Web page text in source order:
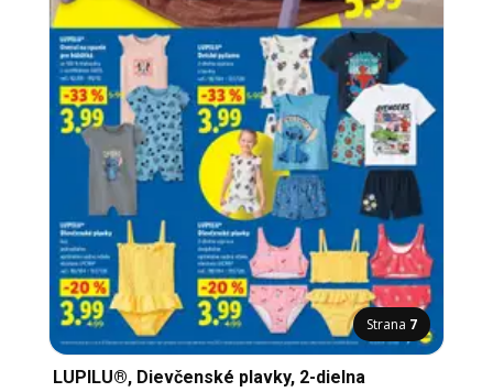
Strana 7
LUPILU®, Dievčenské plavky, 2-dielna